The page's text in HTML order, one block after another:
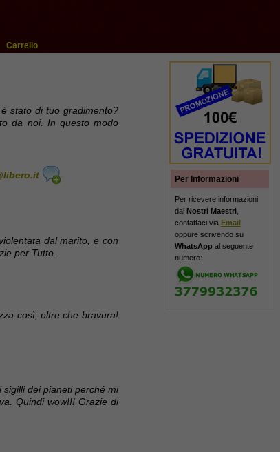
Carrello
Per Informazioni
Per ricevere informazioni
dai Nostri Maestri,
contattaci via Email
oppure scrivendo su
WhatsApp al seguente
numero:
stato di tuo gradimento?
da noi. In questo modo
dal marito, e con
per Tutto.
così, oltre che bravura!
dei pianeti perché mi
Quindi wow!!! Grazie di